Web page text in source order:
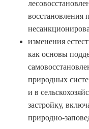
восстановления
изменения
как основы
природных
и в
застройку,
природно-